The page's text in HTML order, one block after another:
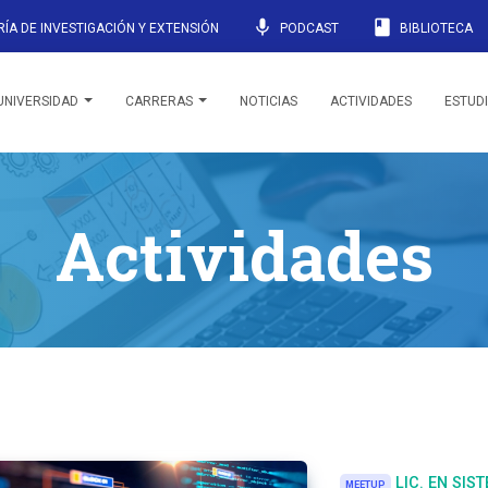
DE INVESTIGACIÓN Y EXTENSIÓN mic PODCAST book BIBLIOTECA
CARRERAS NOTICIAS ACTIVIDADES
Actividades
MEETUP LIC. EN